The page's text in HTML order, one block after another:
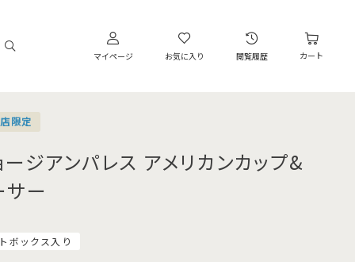
マイページ お気に入り 閲覧履歴 カート
限定
ージアンパレス アメリカンカップ&
サー
ボックス入り